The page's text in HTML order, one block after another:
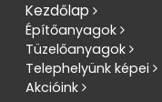
Kezdőlap
Építőanyagok
Tüzelőanyagok
Telephelyünk képei
Akcióink